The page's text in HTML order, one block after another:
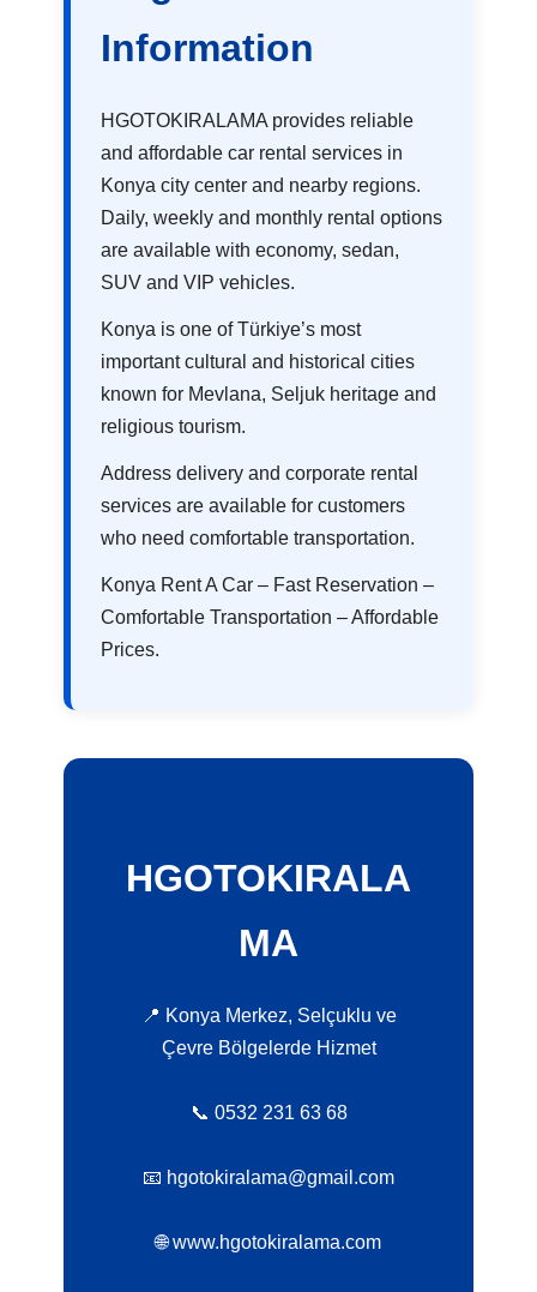
Information
HGOTOKIRALAMA provides reliable
and affordable car rental services in
Konya city center and nearby regions.
Daily, weekly and monthly rental options
are available with economy, sedan,
SUV and VIP vehicles.
Konya is one of Türkiye’s most
important cultural and historical cities
known for Mevlana, Seljuk heritage and
religious tourism.
Address delivery and corporate rental
services are available for customers
who need comfortable transportation.
Konya Rent A Car – Fast Reservation –
Comfortable Transportation – Affordable
Prices.
HGOTOKIRALA
MA
📍 Konya Merkez, Selçuklu ve
Çevre Bölgelerde Hizmet
📞 0532 231 63 68
📧 hgotokiralama@gmail.com
🌐 www.hgotokiralama.com